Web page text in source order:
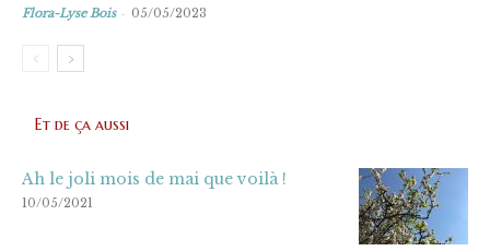
Flora-Lyse Bois - 05/05/2023
Et de ça aussi
Ah le joli mois de mai que voilà !
10/05/2021